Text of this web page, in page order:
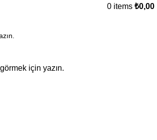
0 items ₺0,00
için yazın.